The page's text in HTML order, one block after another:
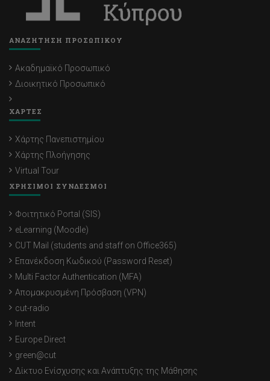
ΑΝΑΖΗΤΗΣΗ ΠΡΟΣΩΠΙΚΟΥ
Ακαδημαϊκό Προσωπικό
Διοικητικό Προσωπικό
ΧΑΡΤΕΣ
Χάρτης Πανεπιστημίου
Χάρτης Πλοήγησης
Virtual Tour
ΧΡΗΣΙΜΟΙ ΣΥΝΔΕΣΜΟΙ
Φοιτητικό Portal (SIS)
eLearning (Moodle)
CUT Mail (students and staff on Office365)
Επανέκδοση Κωδικού (Password Reset)
Multi Factor Authentication (MFA)
Απομακρυσμένη Πρόσβαση (VPN)
cut-radio
Intent
Europe Direct
green@cut
Δίκτυο Ενίσχυσης και Ανάπτυξης της Μάθησης